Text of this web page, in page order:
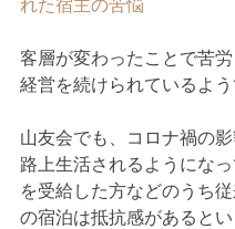
れた宿主の苦悩
客層が変わったことで苦
経営を続けられているよう
山友会でも、コロナ禍の
路上生活されるようにな
を受給した方などのうち
の宿泊は抵抗感があると